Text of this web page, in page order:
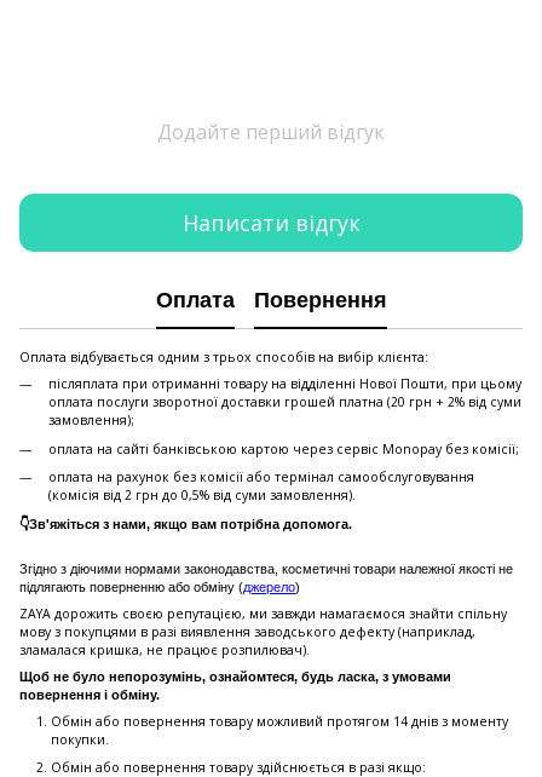
Додайте перший відгук
Написати відгук
Оплата Повернення
Оплата відбувається одним з трьох способів на вибір клієнта:
післяплата при отриманні товару на відділенні Нової Пошти, при цьому
оплата послуги зворотної доставки грошей платна (20 грн + 2% від суми
замовлення);
оплата на сайті банківською картою через сервіс Monopay без комісії;
оплата на рахунок без комісії або термінал самообслуговування
(комісія від 2 грн до 0,5% від суми замовлення).
👇Зв'яжіться з нами, якщо вам потрібна допомога.
Згідно з діючими нормами законодавства, косметичні товари належної якості не
підлягають поверненню або обміну (джерело)
ZAYA дорожить своєю репутацією, ми завжди намагаємося знайти спільну
мову з покупцями в разі виявлення заводського дефекту (наприклад,
зламалася кришка, не працює розпилювач).
Щоб не було непорозумінь, ознайомтеся, будь ласка, з умовами
повернення і обміну.
Обмін або повернення товару можливий протягом 14 днів з моменту
покупки.
Обмiн або повернення товару здійснюється в разі якщо: